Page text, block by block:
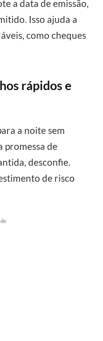
a data de emissão,
Isso ajuda a
como cheques
rápidos e
a noite sem
promessa de
desconfie.
de risco